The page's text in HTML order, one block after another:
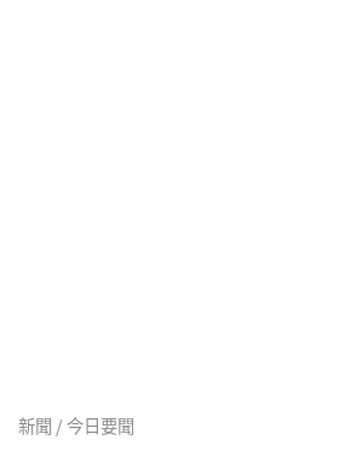
新聞 / 今日要聞